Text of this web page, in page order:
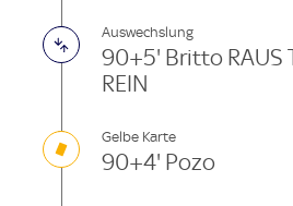
Auswechslung
90+5' Britto RAUS
REIN
Gelbe Karte
90+4' Pozo